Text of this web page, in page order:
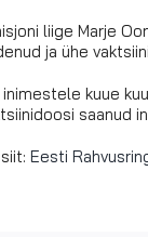
liige Marje
ja ühe
kuue
saanud
Eesti